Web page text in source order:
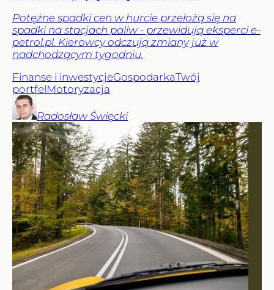
Potężne spadki cen w hurcie przełożą się na
spadki na stacjach paliw - przewidują eksperci e-
petrol.pl. Kierowcy odczują zmiany już w
nadchodzącym tygodniu.
Finanse i inwestycjeGospodarkaTwój
portfelMotoryzacja
Radosław Święcki